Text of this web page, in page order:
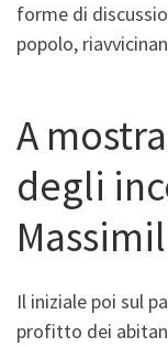
forme di
popolo,
A
degli
Il iniziale poi sul
profitto dei